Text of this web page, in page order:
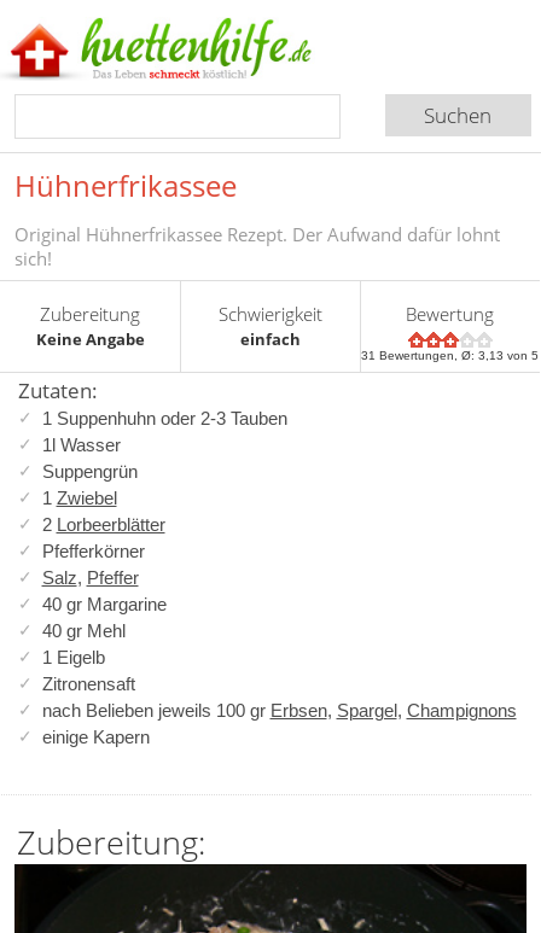
Hühnerfrikassee
Original Hühnerfrikassee Rezept. Der Aufwand dafür lohnt
sich!
Zubereitung
Keine Angabe
Schwierigkeit
einfach
Bewertung
31 Bewertungen, Ø:3,13 von 5
Zutaten:
1 Suppenhuhn oder 2-3 Tauben
1l Wasser
Suppengrün
1 Zwiebel
2 Lorbeerblätter
Pfefferkörner
Salz, Pfeffer
40 gr Margarine
40 gr Mehl
1 Eigelb
Zitronensaft
nach Belieben jeweils 100 gr Erbsen, Spargel, Champignons
einige Kapern
Zubereitung: